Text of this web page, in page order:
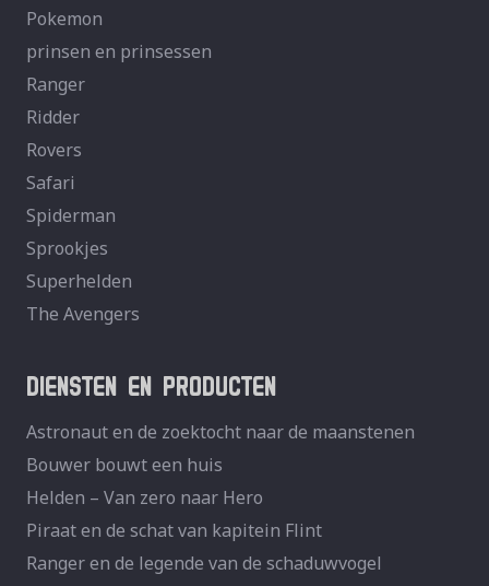
Pokemon
prinsen en prinsessen
Ranger
Ridder
Rovers
Safari
Spiderman
Sprookjes
Superhelden
The Avengers
DIENSTEN EN PRODUCTEN
Astronaut en de zoektocht naar de maanstenen
Bouwer bouwt een huis
Helden – Van zero naar Hero
Piraat en de schat van kapitein Flint
Ranger en de legende van de schaduwvogel